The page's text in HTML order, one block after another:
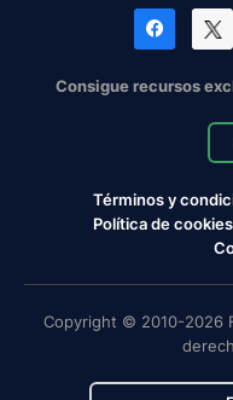
Consigue recursos
Términos y
Política de cookies
Copyright © 2010-2026